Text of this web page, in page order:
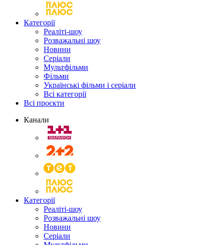
Категорії
Реаліті-шоу
Розважальні шоу
Новини
Серіали
Мультфільми
Фільми
Українські фільми і серіали
Всі категорії
Всі проєкти
Канали
Категорії
Реаліті-шоу
Розважальні шоу
Новини
Серіали